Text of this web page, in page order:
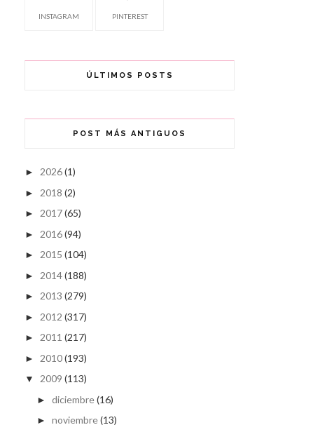
INSTAGRAM PINTEREST
ÚLTIMOS POSTS
POST MÁS ANTIGUOS
► 2026(1)
► 2018 (2)
► 2017(65)
► 2016(94)
► 2015 (104)
► 2014(188)
► 2013 (279)
► 2012 (317)
► 2011 (217)
► 2010(193)
▼ 2009 (113)
► diciembre(16)
► noviembre(13)